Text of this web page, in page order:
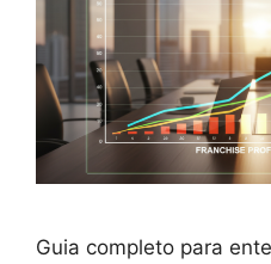
Guia completo para